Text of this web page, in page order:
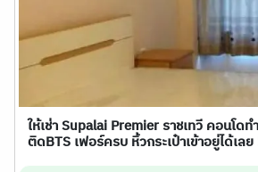
ให้เช่า Supalai Premier ราชเทวี คอนโดท
ติดBTS เฟอร์ครบ หิ้วกระเป๋าเข้าอยู่ได้เลย